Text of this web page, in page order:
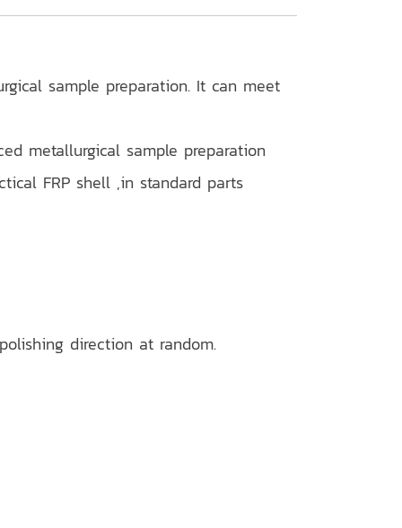
sample preparation. It can meet
metallurgical sample preparation
FRP shell ,in standard parts
direction at random.